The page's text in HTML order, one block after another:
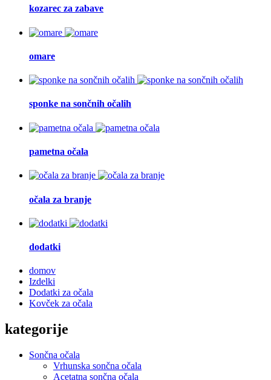
kozarec za zabave
omare
sponke na sončnih očalih
pametna očala
očala za branje
dodatki
domov
Izdelki
Dodatki za očala
Kovček za očala
kategorije
Sončna očala
Vrhunska sončna očala
Acetatna sončna očala